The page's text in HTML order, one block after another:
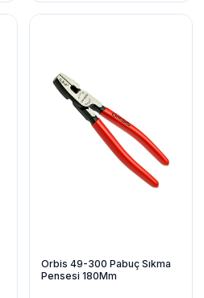
Orbis 49-300 Pabuç Sıkma
Pensesi 180Mm